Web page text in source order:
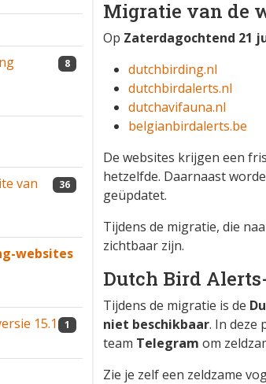
8
van
36
websites
15.1 1
Migratie van de
Op Zaterdagochtend 21
dutchbirding.nl
dutchbirdalerts.nl
dutchavifauna.nl
belgianbirdalerts.be
De websites krijgen een
hetzelfde. Daarnaast
geüpdatet.
Tijdens de migratie, die
zichtbaar zijn.
Dutch Bird
Tijdens de migratie is de
niet beschikbaar. In deze
team Telegram om
Zie je zelf een zeldzame